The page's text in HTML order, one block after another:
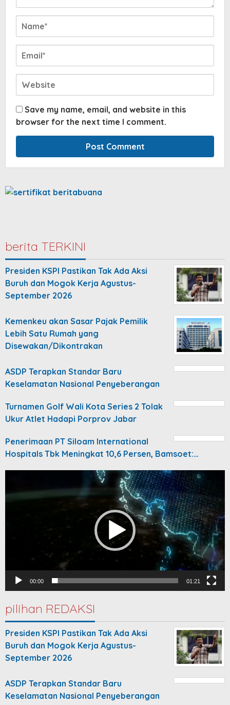
Save my name, email, and website in this
browser for the next time I comment.
berita TERKINI
Presiden KSPI Pastikan Tak Ada Aksi
Buruh dan Mogok Kerja Agustus-
September 2026
Kemenkeu akan Sasar Pajak Pemilik
Lebih Satu Rumah yang
Disewakan/Dikontrakan
ASDP Terapkan Standar Baru
Keselamatan Nasional Penyeberangan
Turnamen Golf Wali Kota Series 2 Tolak
Ukur Atlet Hadapi Porprov Jabar
Penerimaan PT Siloam International
Hospitals Tbk Meningkat 10,6 Persen, Bamsoet:…
00:00 01:21
pilihan REDAKSI
Presiden KSPI Pastikan Tak Ada Aksi
Buruh dan Mogok Kerja Agustus-
September 2026
ASDP Terapkan Standar Baru
Keselamatan Nasional Penyeberangan